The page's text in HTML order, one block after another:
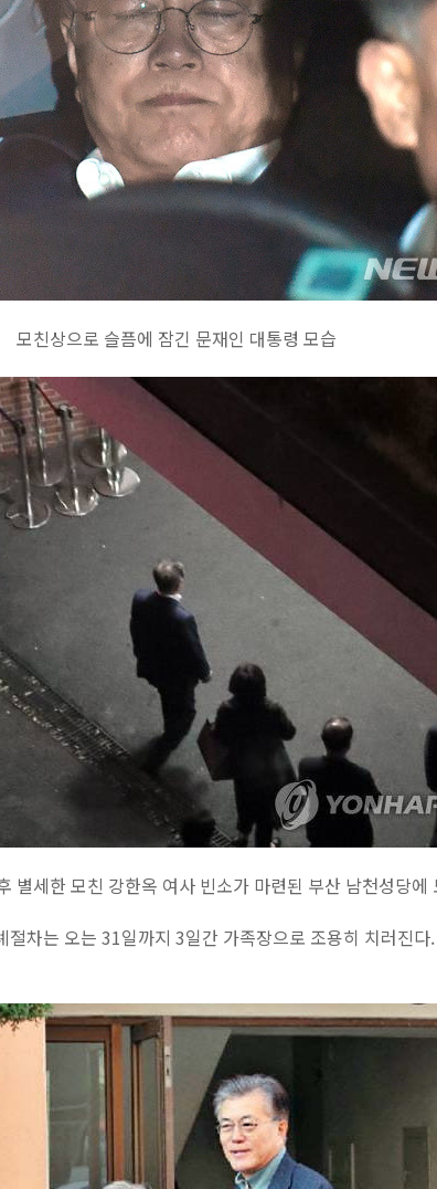
모친상으로 슬픔에 잠긴 문재인 대통령 모습
별세한 모친 강한옥 여사 빈소가 마련된 부산 남천성당에
차는 오는 31일까지 3일간 가족장으로 조용히 치러진